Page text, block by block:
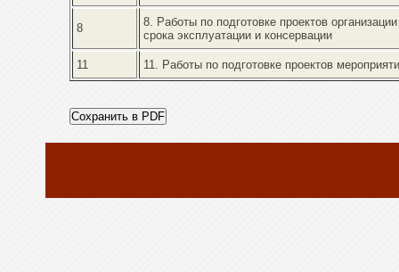
8
8. Работы по подготовке проектов
срока эксплуатации и консервации
11 11. Работы по подготовке проектов